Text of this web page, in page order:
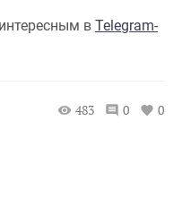
в Telegram-
483 0 0